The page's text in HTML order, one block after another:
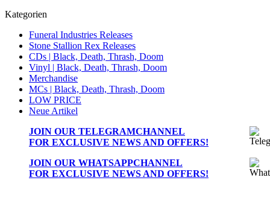
Kategorien
Funeral Industries Releases
Stone Stallion Rex Releases
CDs | Black, Death, Thrash, Doom
Vinyl | Black, Death, Thrash, Doom
Merchandise
MCs | Black, Death, Thrash, Doom
LOW PRICE
Neue Artikel
JOIN OUR TELEGRAMCHANNEL
FOR EXCLUSIVE NEWS AND OFFERS!
JOIN OUR WHATSAPPCHANNEL
FOR EXCLUSIVE NEWS AND OFFERS!